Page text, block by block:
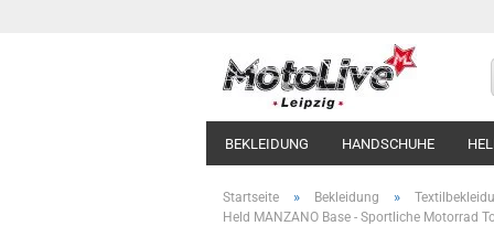
BEKLEIDUNG HANDSCHUHE
Startseite » Bekleidung »
Held MANZANO Base - Sportliche Motorrad